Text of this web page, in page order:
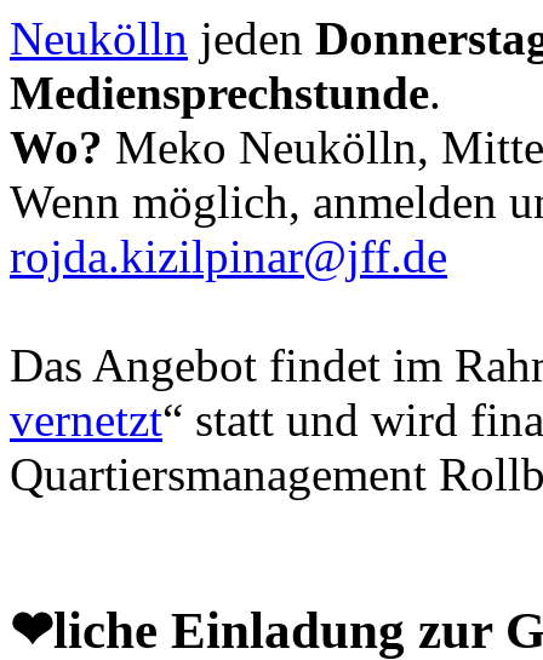
Neukölln jeden
Mediensprechstunde.
Wo? Meko Neukölln,
Wenn möglich, anmelden
rojda.kizilpinar@jff.de
Das Angebot findet im
vernetzt“ statt und wird
Quartiersmanagement
❤liche Einladung zur